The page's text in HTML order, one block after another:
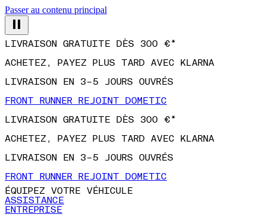
Passer au contenu principal
LIVRAISON GRATUITE DÈS 300 €*
ACHETEZ, PAYEZ PLUS TARD AVEC KLARNA
LIVRAISON EN 3–5 JOURS OUVRÉS
FRONT RUNNER REJOINT DOMETIC
LIVRAISON GRATUITE DÈS 300 €*
ACHETEZ, PAYEZ PLUS TARD AVEC KLARNA
LIVRAISON EN 3–5 JOURS OUVRÉS
FRONT RUNNER REJOINT DOMETIC
ÉQUIPEZ VOTRE VÉHICULE
ASSISTANCE
ENTREPRISE